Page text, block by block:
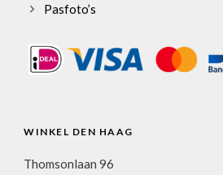
Pasfoto’s
WINKEL DEN HAAG
Thomsonlaan 96